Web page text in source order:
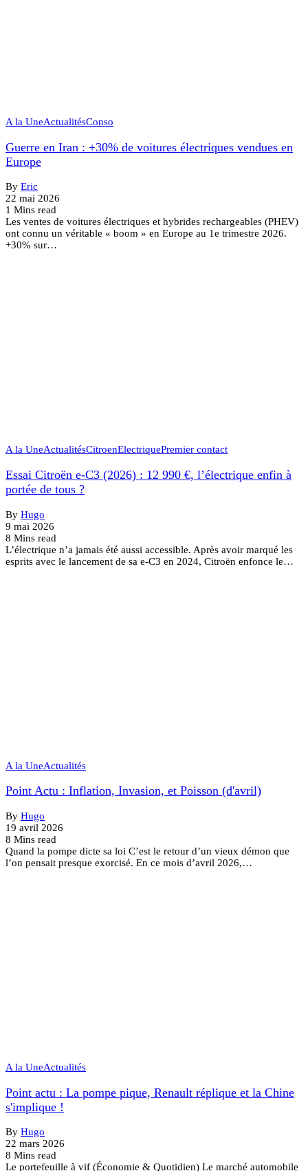
A la UneActualitésConso
Guerre en Iran : +30% de voitures électriques vendues en
Europe
By Eric
22 mai 2026
1 Mins read
Les ventes de voitures électriques et hybrides rechargeables (PHEV)
ont connu un véritable « boom » en Europe au 1e trimestre 2026.
+30% sur…
A la UneActualitésCitroenElectriquePremier contact
Essai Citroën e-C3 (2026) : 12 990 €, l’électrique enfin à
portée de tous ?
By Hugo
9 mai 2026
8 Mins read
L’électrique n’a jamais été aussi accessible. Après avoir marqué les
esprits avec le lancement de sa e-C3 en 2024, Citroën enfonce le…
A la UneActualités
Point Actu : Inflation, Invasion, et Poisson (d'avril)
By Hugo
19 avril 2026
8 Mins read
Quand la pompe dicte sa loi C’est le retour d’un vieux démon que
l’on pensait presque exorcisé. En ce mois d’avril 2026,…
A la UneActualités
Point actu : La pompe pique, Renault réplique et la Chine
s'implique !
By Hugo
22 mars 2026
8 Mins read
Le portefeuille à vif (Économie & Quotidien) Le marché automobile